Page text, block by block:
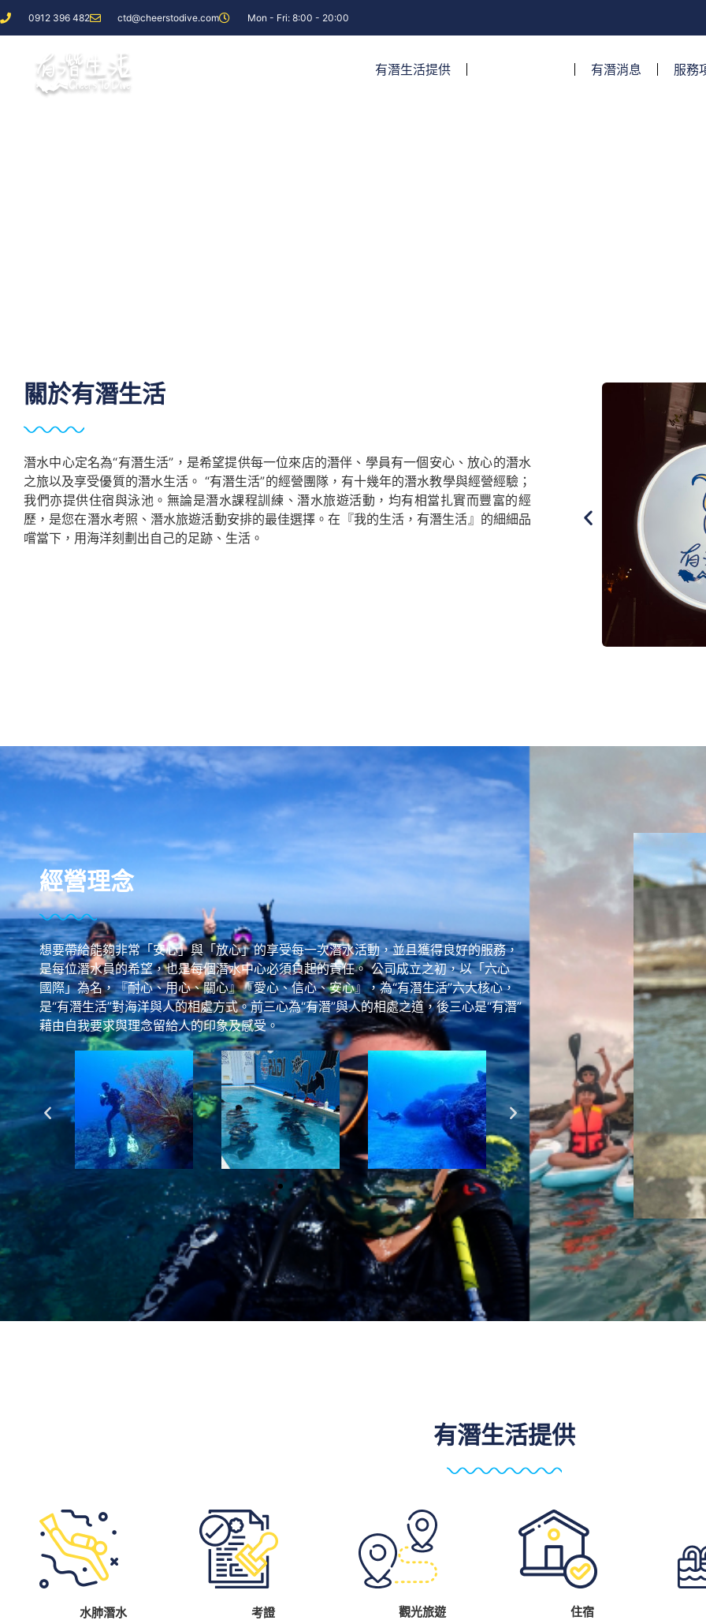
0912 396 482 ctd@cheerstodive.com Mon - Fri: 8:00 - 20:00
有潛生活提供​ 有潛消息 服務
關於有潛生活
潛水中心定名為“有潛生活”，是希望提供每一位來店的潛伴、學員有一個安心、放心的潛水
之旅以及享受優質的潛水生活。 “有潛生活”的經營團隊，有十幾年的潛水教學與經營經驗；
我們亦提供住宿與泳池。無論是潛水課程訓練、潛水旅遊活動，均有相當扎實而豐富的經
歷，是您在潛水考照、潛水旅遊活動安排的最佳選擇。在『我的生活，有潛生活』的細細品
嚐當下，用海洋刻劃出自己的足跡、生活。
經營理念
想要帶給能夠非常「安心」與「放心」的享受每一次潛水活動，並且獲得良好的服務，
是每位潛水員的希望，也是每個潛水中心必須負起的責任。 公司成立之初，以「六心
國際」為名，『耐心、用心、關心』『愛心、信心、安心』，為“有潛生活”六大核心，
是“有潛生活”對海洋與人的相處方式。前三心為“有潛”與人的相處之道，後三心是“有潛”
藉由自我要求與理念留給人的印象及感受。
有潛生活提供
水肺潛水 考證 觀光旅遊 住宿